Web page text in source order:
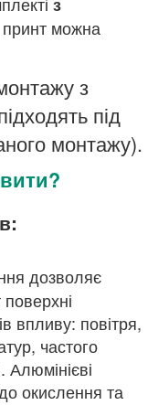
з
можна
з
під
монтажу).
дозволяє
впливу: повітря,
частого
Алюмінієві
окислення та